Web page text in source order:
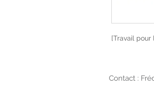
[Travail pour
Contact :